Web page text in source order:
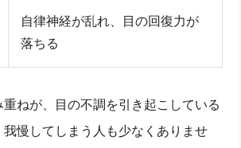
自律神経が乱れ、目の回復力が
落ちる
重ねが、目の不調を引き起こしている
我慢してしまう人も少なくありませ